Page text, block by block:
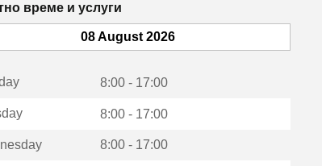
време и услуги
08 August 2026
8:00 - 17:00
8:00 - 17:00
8:00 - 17:00